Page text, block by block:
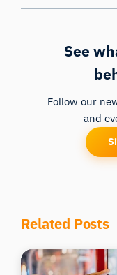
See
Follow our
and
Related Posts